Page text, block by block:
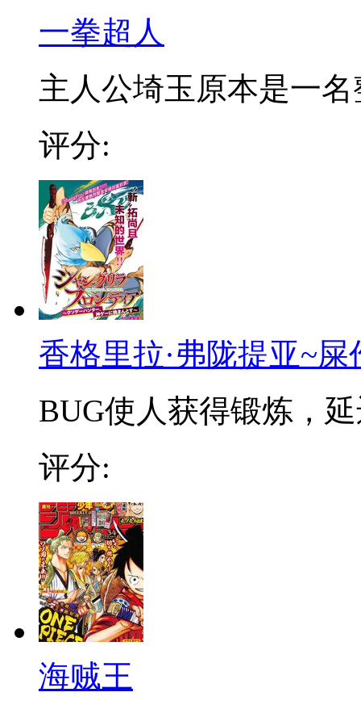
一拳超人
主人公埼玉原本是一名
评分:
香格里拉·弗陇提亚~
BUG使人获得锻炼，
评分:
海贼王